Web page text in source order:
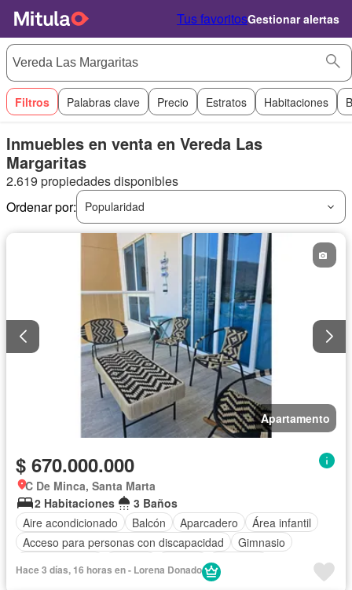
Tus favoritosGestionar alertas
Filtros Palabras clave Precio Estratos Habitaciones
Inmuebles en venta en Vereda Las
Margaritas
2.619 propiedades disponibles
Ordenar por:
Popularidad
Apartamento
$ 670.000.000
C De Minca, Santa Marta
2 Habitaciones
3 Baños
Aire acondicionado
Balcón Aparcadero
Área infantil
Acceso para personas con discapacidad
Gimnasio
Ascensor
Sauna
Hace 3 días, 16 horas en - Lorena Donado